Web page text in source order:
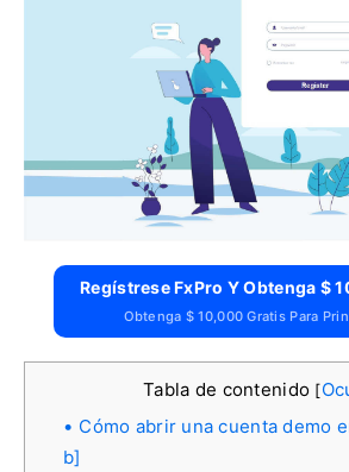
Regístrese FxPro Y Obtenga $
Obtenga $ 10,000 Gratis Para
Tabla de contenido [
Cómo abrir una cuenta demo
b]